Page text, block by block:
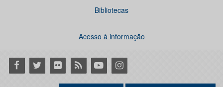
Bibliotecas
Acesso à informação
Facebook
Twitter Flickr RSS YoutubeInstagram